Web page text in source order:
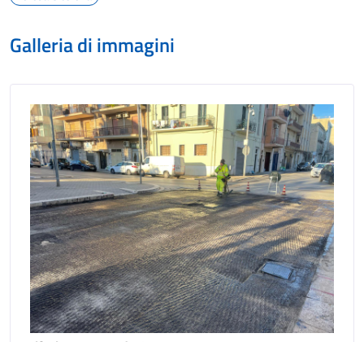
Galleria di immagini